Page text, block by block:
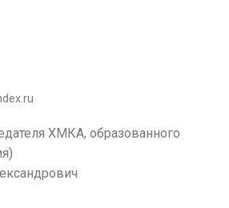
ХМКА, образованного